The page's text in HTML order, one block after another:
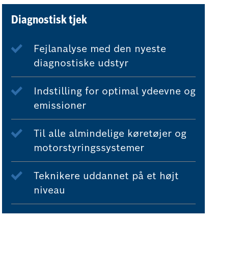
Diagnostisk tjek
Fejlanalyse med den nyeste
diagnostiske udstyr
Indstilling for optimal ydeevne og
emissioner
Til alle almindelige køretøjer og
motorstyringssystemer
Teknikere uddannet på et højt
niveau